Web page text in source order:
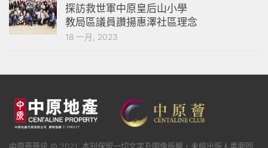
探訪救世軍中原皇后山小學
教局區議員讚揚惠澤社區理念
18 一月, 2023